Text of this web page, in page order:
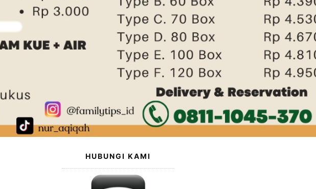
HUBUNGI KAMI